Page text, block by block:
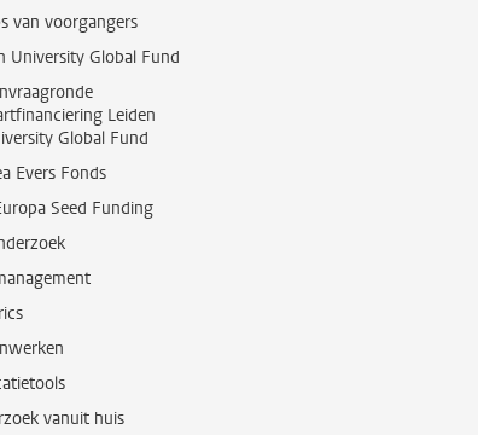
van voorgangers
University Global Fund
Leiden
Global Fund
Evers Fonds
Seed Funding
vanuit huis